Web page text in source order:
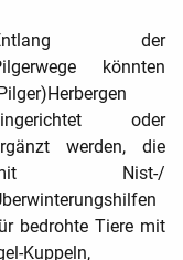
der
könnten
oder
werden, die
Nist-/
bedrohte Tiere mit
Kuppeln,